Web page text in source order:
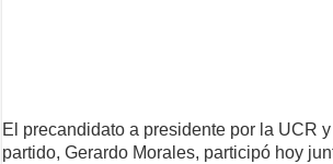
El precandidato a presidente por la UCR
partido, Gerardo Morales, participó hoy